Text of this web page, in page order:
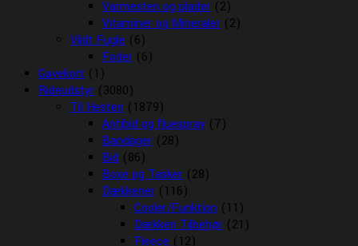
Varmesten og plader (2)
Vitaminer og Mineraler (2)
Vildt Fugle (6)
Foder (6)
Gavekort (1)
Rideudstyr (3080)
Til Hesten (1879)
Antibid og fluespray (7)
Bandager (28)
Bid (86)
Boxe og Tasker (28)
Dækkener (116)
Cooler/Funktion (11)
Dækken Tilbehør (21)
Fleece (12)